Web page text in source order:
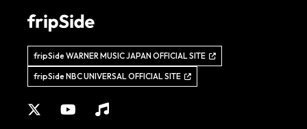
fripSide WARNER MUSIC JAPAN OFFICIAL SITE
fripSide NBC UNIVERSAL OFFICIAL SITE